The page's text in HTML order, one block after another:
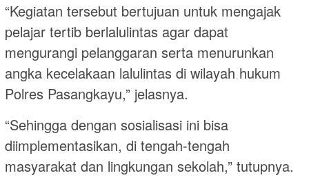
“Kegiatan tersebut bertujuan untuk mengajak
pelajar tertib berlalulintas agar dapat
mengurangi pelanggaran serta menurunkan
angka kecelakaan lalulintas di wilayah hukum
Polres Pasangkayu,” jelasnya.
“Sehingga dengan sosialisasi ini bisa
diimplementasikan, di tengah-tengah
masyarakat dan lingkungan sekolah,” tutupnya.